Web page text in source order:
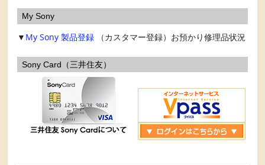
My Sony
▼ My Sony 製品登録 （カスタマー登録）お預かり修理品状況
Sony Card（三井住友）